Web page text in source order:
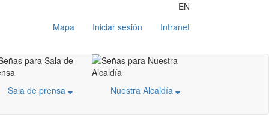
EN
Mapa
Iniciar sesión Intranet
Sala de prensa Nuestra Alcaldía